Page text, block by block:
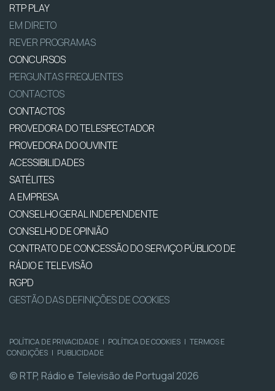
RTP PLAY
EM DIRETO
REVER PROGRAMAS
CONCURSOS
PERGUNTAS FREQUENTES
CONTACTOS
CONTACTOS
PROVEDORA DO TELESPECTADOR
PROVEDORA DO OUVINTE
ACESSIBILIDADES
SATÉLITES
A EMPRESA
CONSELHO GERAL INDEPENDENTE
CONSELHO DE OPINIÃO
CONTRATO DE CONCESSÃO DO SERVIÇO PÚBLICO DE
RÁDIO E TELEVISÃO
RGPD
GESTÃO DAS DEFINIÇÕES DE COOKIES
POLÍTICA DE PRIVACIDADE | POLÍTICA DE COOKIES | TERMOS E
CONDIÇÕES | PUBLICIDADE
© RTP, Rádio e Televisão de Portugal 2026